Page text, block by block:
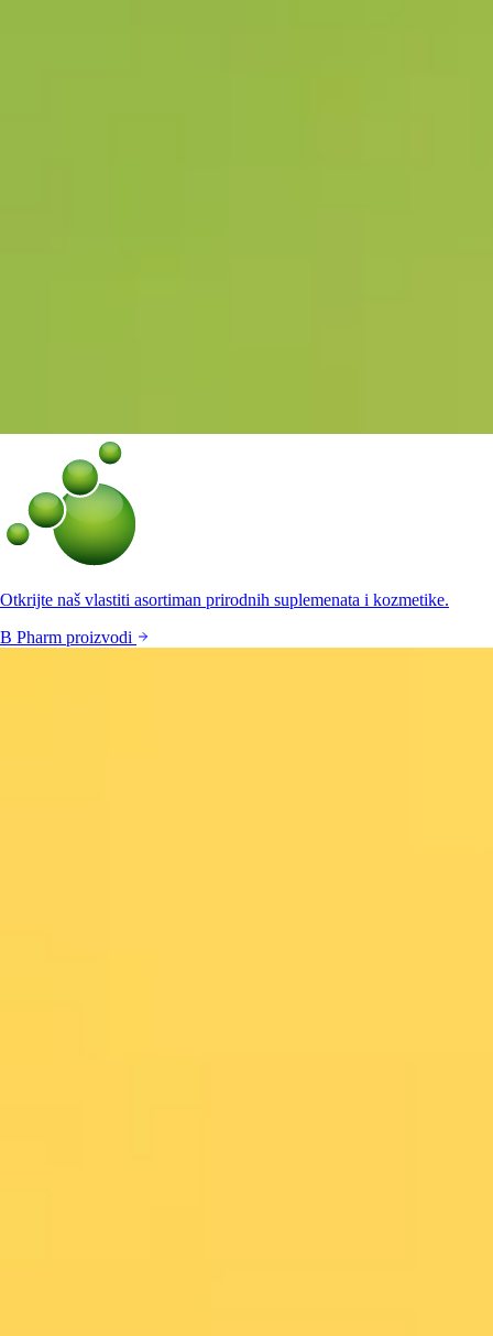
Otkrijte naš vlastiti asortiman prirodnih suplemenata i kozmetike.
B Pharm proizvodi